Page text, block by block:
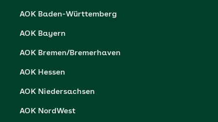
Datenschutzrechte
Barrierefreiheit
Barriere melden
AOK Baden-Württemberg
AOK Bayern
AOK Bremen/Bremerhaven
AOK Hessen
AOK Niedersachsen
AOK NordWest